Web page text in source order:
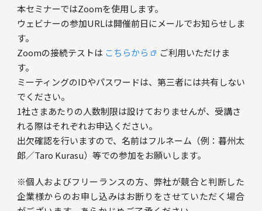
本セミナーではZoomを使用します。
ウェビナーの参加URLは開催前日にメールでお知らせしま
す。
Zoomの接続テストは こちらから
ご利用いただけま
す。
ミーティングのIDやパスワードは、第三者には共有しない
でください。
1社さまあたりの人数制限は設けておりませんが、受講さ
れる際はそれぞれお申込ください。
出欠確認を行いますので、名前はフルネーム（例：暮州太
郎／Taro Kurasu）等での参加をお願いします。
※個人およびフリーランスの方、弊社が競合と判断した
企業様からのお申し込みはお断りをさせていただく場合